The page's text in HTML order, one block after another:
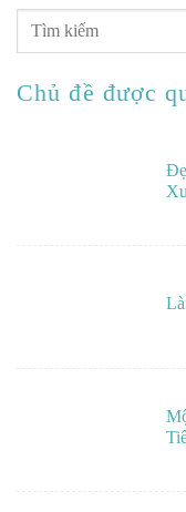
Chủ đề được